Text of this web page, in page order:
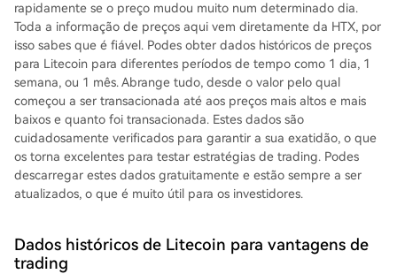
rapidamente se o preço mudou muito num determinado dia.
Toda a informação de preços aqui vem diretamente da HTX, por
isso sabes que é fiável. Podes obter dados históricos de preços
para Litecoin para diferentes períodos de tempo como 1 dia, 1
semana, ou 1 mês. Abrange tudo, desde o valor pelo qual
começou a ser transacionada até aos preços mais altos e mais
baixos e quanto foi transacionada. Estes dados são
cuidadosamente verificados para garantir a sua exatidão, o que
os torna excelentes para testar estratégias de trading. Podes
descarregar estes dados gratuitamente e estão sempre a ser
atualizados, o que é muito útil para os investidores.
Dados históricos de Litecoin para vantagens de
trading